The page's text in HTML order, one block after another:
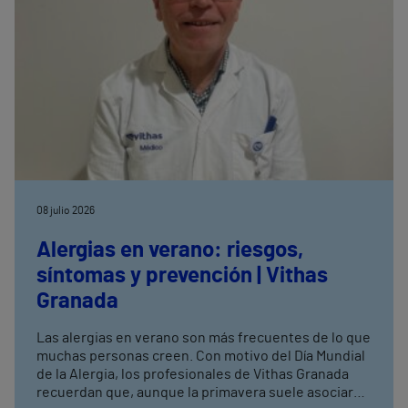
08 julio 2026
Alergias en verano: riesgos,
síntomas y prevención | Vithas
Granada
Las alergias en verano son más frecuentes de lo que
muchas personas creen. Con motivo del Día Mundial
de la Alergia, los profesionales de Vithas Granada
recuerdan que, aunque la primavera suele asociarse